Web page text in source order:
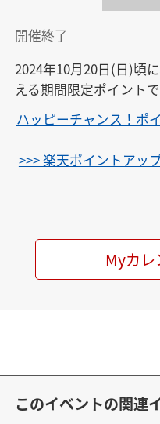
開催終了
2024年10月20日(日)頃
える期間限定ポイントで
ハッピーチャンス！ポ
>>> 楽天ポイントアッ
Myカ
このイベントの関連